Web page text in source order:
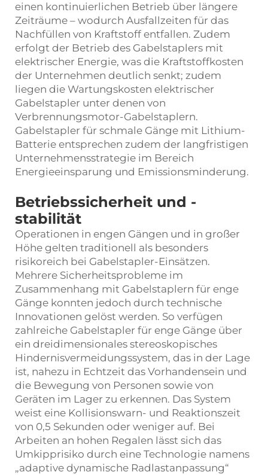
einen kontinuierlichen Betrieb über längere
Zeiträume – wodurch Ausfallzeiten für das
Nachfüllen von Kraftstoff entfallen. Zudem
erfolgt der Betrieb des Gabelstaplers mit
elektrischer Energie, was die Kraftstoffkosten
der Unternehmen deutlich senkt; zudem
liegen die Wartungskosten elektrischer
Gabelstapler unter denen von
Verbrennungsmotor-Gabelstaplern.
Gabelstapler für schmale Gänge mit Lithium-
Batterie entsprechen zudem der langfristigen
Unternehmensstrategie im Bereich
Energieeinsparung und Emissionsminderung.
Betriebssicherheit und -
stabilität
Operationen in engen Gängen und in großer
Höhe gelten traditionell als besonders
risikoreich bei Gabelstapler-Einsätzen.
Mehrere Sicherheitsprobleme im
Zusammenhang mit Gabelstaplern für enge
Gänge konnten jedoch durch technische
Innovationen gelöst werden. So verfügen
zahlreiche Gabelstapler für enge Gänge über
ein dreidimensionales stereoskopisches
Hindernisvermeidungssystem, das in der Lage
ist, nahezu in Echtzeit das Vorhandensein und
die Bewegung von Personen sowie von
Geräten im Lager zu erkennen. Das System
weist eine Kollisionswarn- und Reaktionszeit
von 0,5 Sekunden oder weniger auf. Bei
Arbeiten an hohen Regalen lässt sich das
Umkipprisiko durch eine Technologie namens
„adaptive dynamische Radlastanpassung“